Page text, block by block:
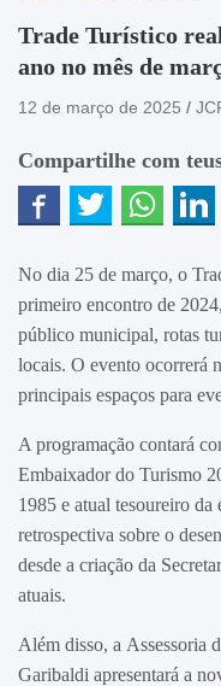
Trade Turístico
ano no mês de
12 de março de 2025
Compartilhe com
No dia 25 de março, o
primeiro encontro de
público municipal, rotas
locais. O evento ocorrerá
principais espaços para
A programação contará
Embaixador do Turismo
1985 e atual tesoureiro da
retrospectiva sobre o
desde a criação da
atuais.
Além disso, a Assessoria
Garibaldi apresentará a